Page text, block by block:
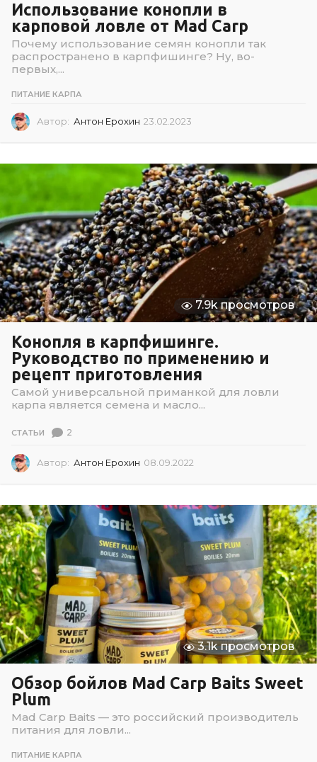
Использование конопли в
карповой ловле от Mad Carp
Почему использование семян конопли так
распространено в карпфишинге? Ну, во-
первых,...
ПИТАНИЕ КАРПА
Автор: Антон Ерохин 23.02.2023
0
2
.
2
0
2
3
7.9k просмотров
Конопля в карпфишинге.
Руководство по применению и
рецепт приготовления
Самой универсальной приманкой для ловли
карпа является семена и масло...
СТАТЬИ 2
Автор: Антон Ерохин 08.09.2022
0
9
.
2
2
3.1k просмотров
Обзор бойлов Mad Carp Baits Sweet
Plum
Mad Carp Baits — это российский производитель
питания для ловли...
ПИТАНИЕ КАРПА